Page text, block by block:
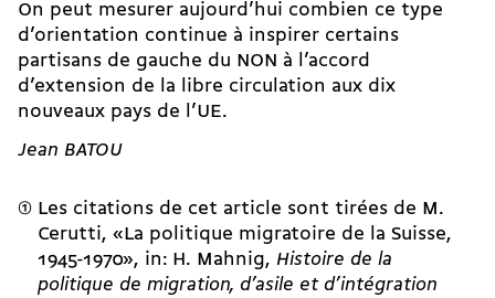
On peut mesurer aujourd’hui combien ce type
d’orientation continue à inspirer certains
partisans de gauche du NON à l’accord
d’extension de la libre circulation aux dix
nouveaux pays de l’UE.
Jean BATOU
Les citations de cet article sont tirées de M.
Cerutti, «La politique migratoire de la Suisse,
1945-1970», in: H. Mahnig, Histoire de la
politique de migration, d’asile et d’intégration